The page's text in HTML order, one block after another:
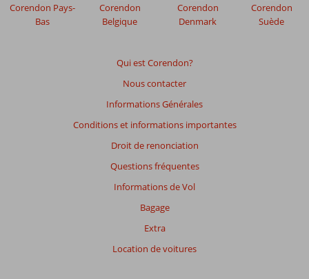
afin
de
Qui est Corendon?
Nous contacter
Informations Générales
Conditions et informations importantes
Droit de renonciation
Questions fréquentes
Informations de Vol
Bagage
Extra
Location de voitures
Corendon Pays-
Bas
Corendon
Belgique
Corendon
Denmark
Corendon
Suède